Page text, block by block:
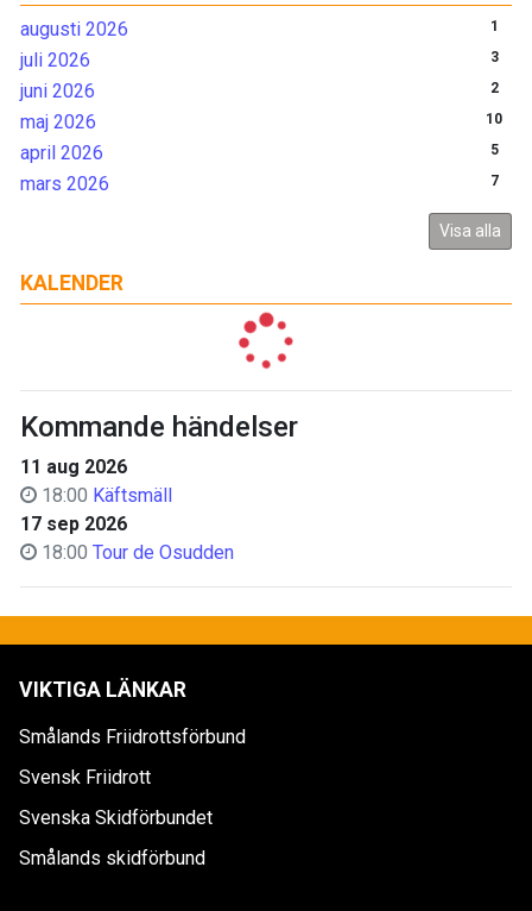
augusti 2026 1
juli 2026 3
juni 2026 2
maj 2026 10
april 2026 5
mars 2026 7
Visa alla
KALENDER
Kommande händelser
11 aug 2026
18:00 Käftsmäll
17 sep 2026
18:00 Tour de Osudden
VIKTIGA LÄNKAR
Smålands Friidrottsförbund
Svensk Friidrott
Svenska Skidförbundet
Smålands skidförbund